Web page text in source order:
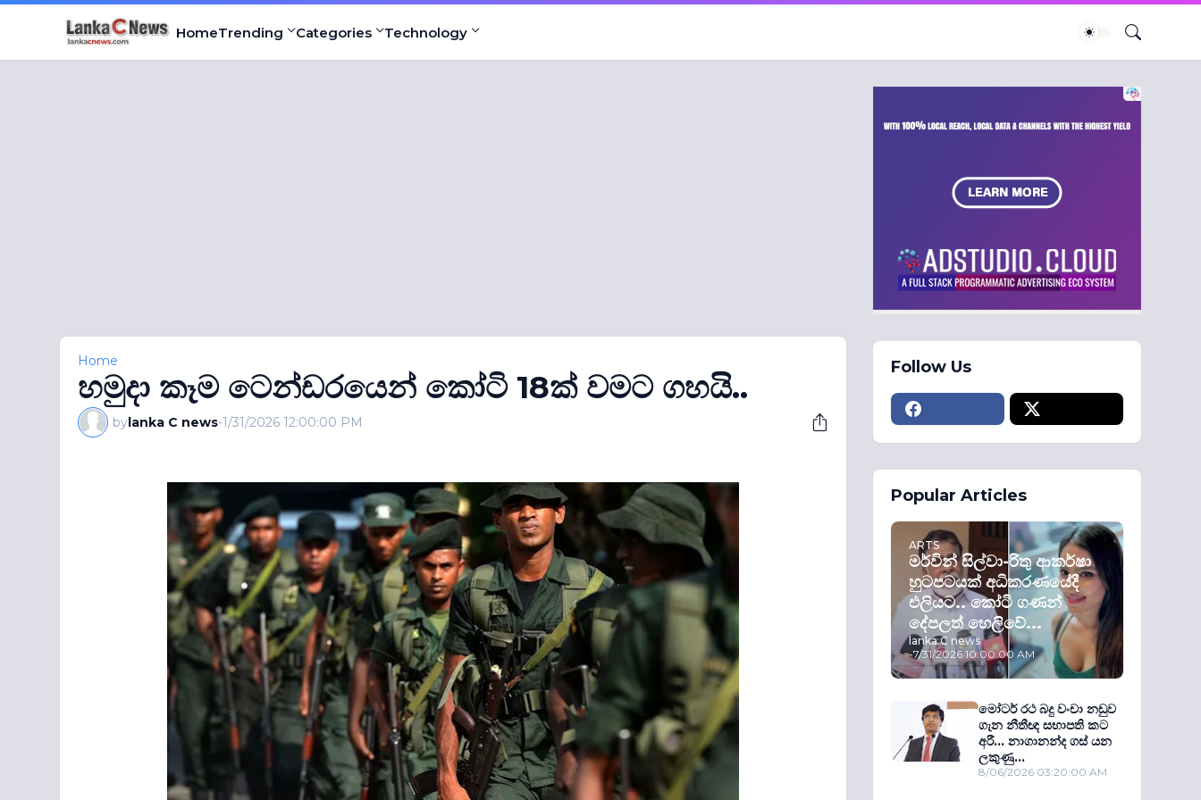
HomeTrending Categories Technology
Home
හමුදා කෑම ටෙන්ඩරයෙන් කෝටි 18ක් වමට ගහයි..
bylanka C news-1/31/2026 12:00:00 PM
Follow Us
Popular Articles
ARTS
මර්වින් සිල්වා-රිතු ආකර්ෂා
හුටපටයක් අධිකරණයේදී
එලියට.. කෝටි ගණන්
දේපලත් හෙලිවේ...
lanka C news
-7/31/2026 10:00:00 AM
මෝටර් රථ බදු වංචා නඩුව
ගැන නීතීඥ සභාපති කට
අරී... නාගානන්ද ගස් යන
ලකුණු...
8/06/2026 03:20:00 AM